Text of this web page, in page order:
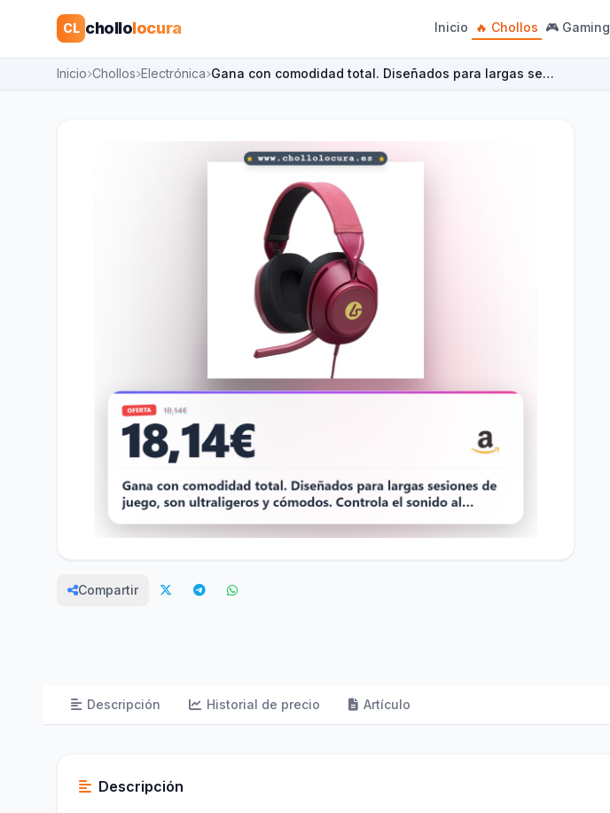
CL chollolocura Inicio 🔥 Chollos 🎮 Gaming
Inicio Chollos Electrónica Gana con comodidad total. Diseñados para largas se…
Compartir
Descripción Historial de precio Artículo
Descripción